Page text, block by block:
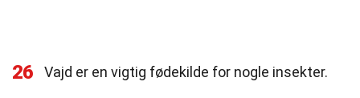
26 Vajd er en vigtig fødekilde for nogle insekter.